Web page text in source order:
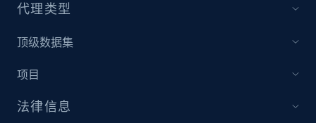
price, Currency, Availability, Reviews count, and
代理类型
顶级数据集
项目
法律信息